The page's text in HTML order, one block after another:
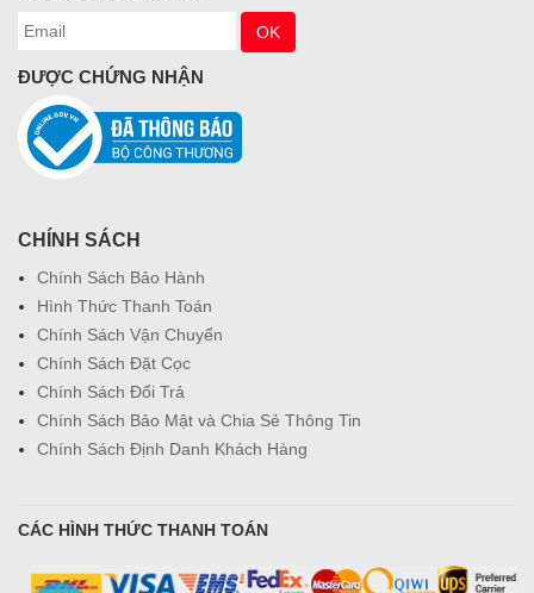
ĐƯỢC CHỨNG NHẬN
CHÍNH SÁCH
Chính Sách Bảo Hành
Hình Thức Thanh Toán
Chính Sách Vận Chuyển
Chính Sách Đặt Cọc
Chính Sách Đổi Trả
Chính Sách Bảo Mật và Chia Sẻ Thông Tin
Chính Sách Định Danh Khách Hàng
CÁC HÌNH THỨC THANH TOÁN